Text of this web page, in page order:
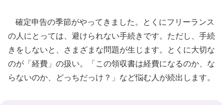
確定申告の季節がやってきました。とくにフリーランス
の人にとっては、避けられない手続きです。ただし、手続
きをしないと、さまざまな問題が生じます。とくに大切な
のが「経費」の扱い。「この領収書は経費になるのか、な
らないのか、どっちだっけ？」など悩む人が続出します。